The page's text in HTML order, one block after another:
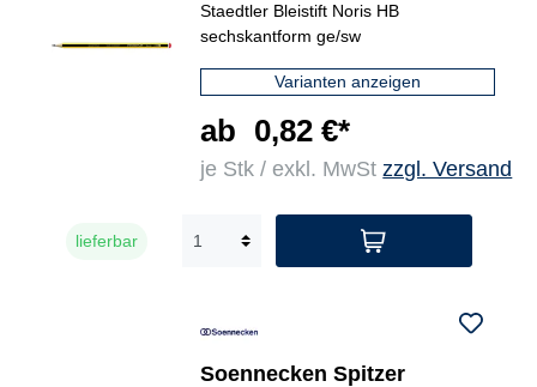
Staedtler Bleistift Noris HB
sechskantform ge/sw
Varianten anzeigen
ab 0,82 €*
je Stk / exkl. MwStzzgl. Versand
lieferbar
Soennecken Spitzer